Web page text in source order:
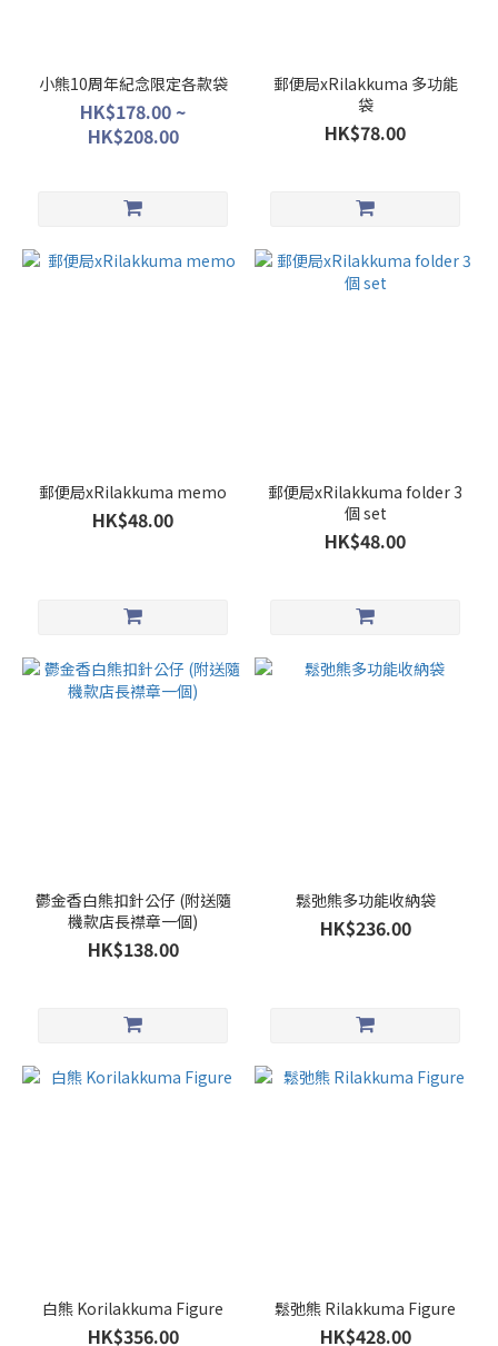
小熊10周年紀念限定各款袋
HK$178.00 ~
HK$208.00
郵便局xRilakkuma 多功能
袋
HK$78.00
郵便局xRilakkuma memo
HK$48.00
郵便局xRilakkuma folder 3
個 set
HK$48.00
鬱金香白熊扣針公仔 (附送隨
機款店長襟章一個)
HK$138.00
鬆弛熊多功能收納袋
HK$236.00
白熊 Korilakkuma Figure
HK$356.00
鬆弛熊 Rilakkuma Figure
HK$428.00